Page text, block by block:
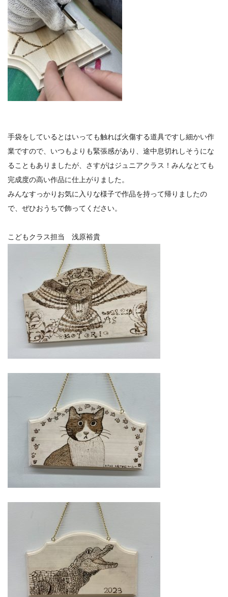
手袋をしているとはいっても触れば火傷する道具ですし細かい作
業ですので、いつもよりも緊張感があり、途中息切れしそうにな
ることもありましたが、さすがはジュニアクラス！みんなとても
完成度の高い作品に仕上がりました。
みんなすっかりお気に入りな様子で作品を持って帰りましたの
で、ぜひおうちで飾ってください。
こどもクラス担当 浅原裕貴